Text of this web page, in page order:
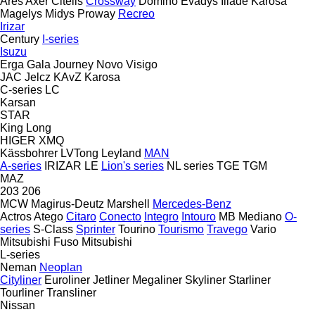
Magelys Midys Proway Recreo
Irizar
Century I-series
Isuzu
Erga Gala Journey Novo Visigo
JAC Jelcz KAvZ Karosa
C-series LC
Karsan
STAR
King Long
HIGER XMQ
Kässbohrer LVTong Leyland MAN
A-series IRIZAR LE Lion's series NL series TGE TGM
MAZ
203 206
MCW Magirus-Deutz Marshell
Mercedes-Benz
ActrosAtego Citaro Conecto Integro Intouro MB Mediano O-
series S-Class Sprinter Tourino Tourismo Travego Vario
Mitsubishi Fuso Mitsubishi
L-series
Neman Neoplan
Cityliner Euroliner Jetliner Megaliner Skyliner Starliner
Tourliner Transliner
Nissan